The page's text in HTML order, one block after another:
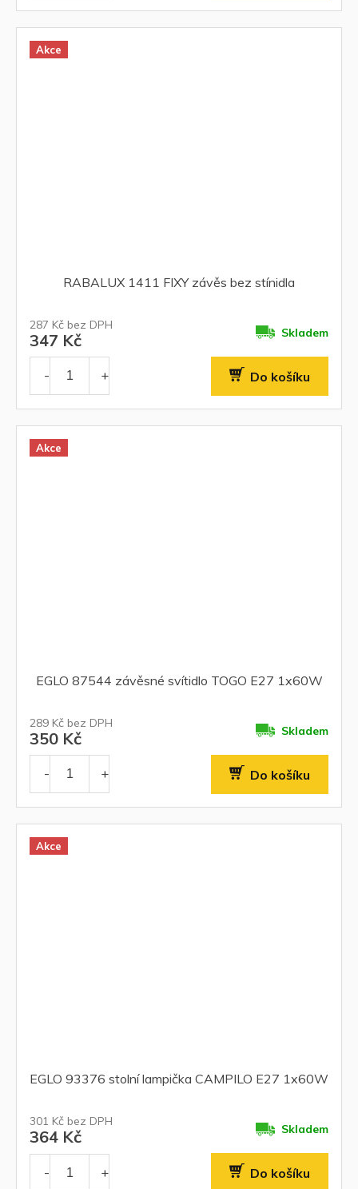
Akce
RABALUX 1411 FIXY závěs bez stínidla
287 Kč bez DPH
347 Kč Skladem
Do košíku
Akce
EGLO 87544 závěsné svítidlo TOGO E27 1x60W
289 Kč bez DPH
350 Kč Skladem
Do košíku
Akce
EGLO 93376 stolní lampička CAMPILO E27 1x60W
301 Kč bez DPH
364 Kč Skladem
Do košíku